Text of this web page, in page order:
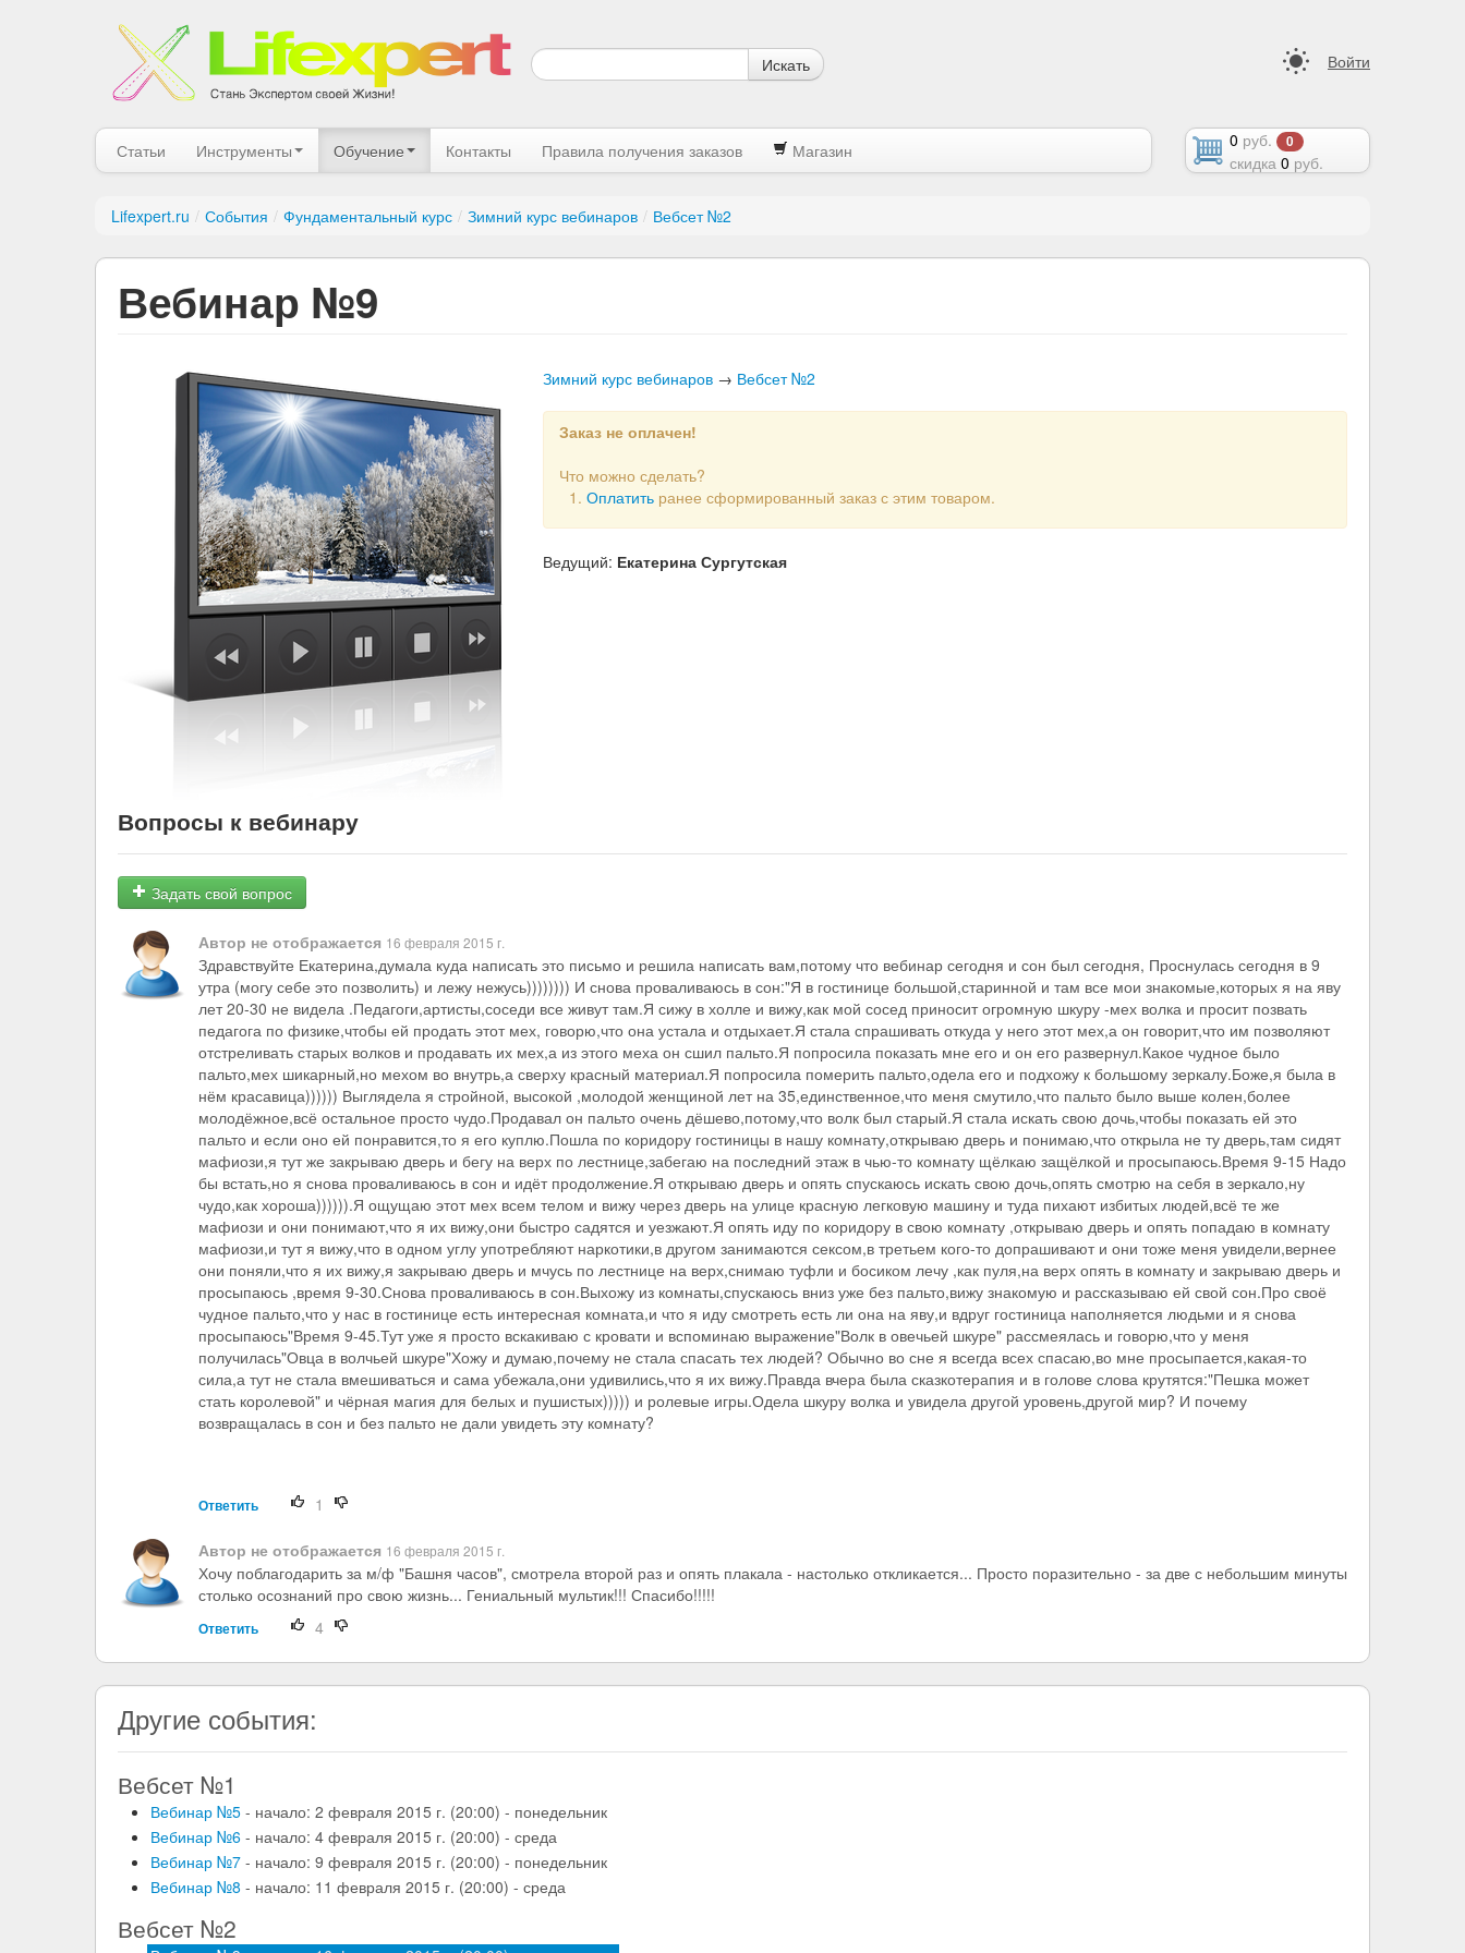
Искать Войти
Статьи Инструменты Обучение Контакты Правила получения заказов Магазин 0 руб. 0
скидка 0 руб.
Lifexpert.ru / События / Фундаментальный курс / Зимний курс вебинаров / Вебсет №2
Вебинар №9
Зимний курс вебинаров → Вебсет №2
Заказ не оплачен!
Что можно сделать?
Оплатить ранее сформированный заказ с этим товаром.
Ведущий: Екатерина Сургутская
Вопросы к вебинару
Задать свой вопрос
Автор не отображается 16 февраля 2015 г.
Здравствуйте Екатерина,думала куда написать это письмо и решила написать вам,потому что вебинар сегодня и сон был сегодня, Проснулась сегодня в 9
утра (могу себе это позволить) и лежу нежусь)))))))) И снова проваливаюсь в сон:"Я в гостинице большой,старинной и там все мои знакомые,которых я на яву
лет 20-30 не видела .Педагоги,артисты,соседи все живут там.Я сижу в холле и вижу,как мой сосед приносит огромную шкуру -мех волка и просит позвать
педагога по физике,чтобы ей продать этот мех, говорю,что она устала и отдыхает.Я стала спрашивать откуда у него этот мех,а он говорит,что им позволяют
отстреливать старых волков и продавать их мех,а из этого меха он сшил пальто.Я попросила показать мне его и он его развернул.Какое чудное было
пальто,мех шикарный,но мехом во внутрь,а сверху красный материал.Я попросила померить пальто,одела его и подхожу к большому зеркалу.Боже,я была в
нём красавица)))))) Выглядела я стройной, высокой ,молодой женщиной лет на 35,единственное,что меня смутило,что пальто было выше колен,более
молодёжное,всё остальное просто чудо.Продавал он пальто очень дёшево,потому,что волк был старый.Я стала искать свою дочь,чтобы показать ей это
пальто и если оно ей понравится,то я его куплю.Пошла по коридору гостиницы в нашу комнату,открываю дверь и понимаю,что открыла не ту дверь,там сидят
мафиози,я тут же закрываю дверь и бегу на верх по лестнице,забегаю на последний этаж в чью-то комнату щёлкаю защёлкой и просыпаюсь.Время 9-15 Надо
бы встать,но я снова проваливаюсь в сон и идёт продолжение.Я открываю дверь и опять спускаюсь искать свою дочь,опять смотрю на себя в зеркало,ну
чудо,как хороша)))))).Я ощущаю этот мех всем телом и вижу через дверь на улице красную легковую машину и туда пихают избитых людей,всё те же
мафиози и они понимают,что я их вижу,они быстро садятся и уезжают.Я опять иду по коридору в свою комнату ,открываю дверь и опять попадаю в комнату
мафиози,и тут я вижу,что в одном углу употребляют наркотики,в другом занимаются сексом,в третьем кого-то допрашивают и они тоже меня увидели,вернее
они поняли,что я их вижу,я закрываю дверь и мчусь по лестнице на верх,снимаю туфли и босиком лечу ,как пуля,на верх опять в комнату и закрываю дверь и
просыпаюсь ,время 9-30.Снова проваливаюсь в сон.Выхожу из комнаты,спускаюсь вниз уже без пальто,вижу знакомую и рассказываю ей свой сон.Про своё
чудное пальто,что у нас в гостинице есть интересная комната,и что я иду смотреть есть ли она на яву,и вдруг гостиница наполняется людьми и я снова
просыпаюсь"Время 9-45.Тут уже я просто вскакиваю с кровати и вспоминаю выражение"Волк в овечьей шкуре" рассмеялась и говорю,что у меня
получилась"Овца в волчьей шкуре"Хожу и думаю,почему не стала спасать тех людей? Обычно во сне я всегда всех спасаю,во мне просыпается,какая-то
сила,а тут не стала вмешиваться и сама убежала,они удивились,что я их вижу.Правда вчера была сказкотерапия и в голове слова крутятся:"Пешка может
стать королевой" и чёрная магия для белых и пушистых))))) и ролевые игры.Одела шкуру волка и увидела другой уровень,другой мир? И почему
возвращалась в сон и без пальто не дали увидеть эту комнату?
Ответить 1
Автор не отображается 16 февраля 2015 г.
Хочу поблагодарить за м/ф "Башня часов", смотрела второй раз и опять плакала - настолько откликается... Просто поразительно - за две с небольшим минуты
столько осознаний про свою жизнь... Гениальный мультик!!! Спасибо!!!!!
Ответить 4
Другие события:
Вебсет №1
Вебинар №5 - начало: 2 февраля 2015 г. (20:00) - понедельник
Вебинар №6 - начало: 4 февраля 2015 г. (20:00) - среда
Вебинар №7 - начало: 9 февраля 2015 г. (20:00) - понедельник
Вебинар №8 - начало: 11 февраля 2015 г. (20:00) - среда
Вебсет №2